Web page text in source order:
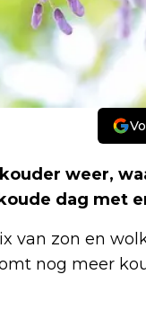
weer,
dag met
van zon en
nog meer